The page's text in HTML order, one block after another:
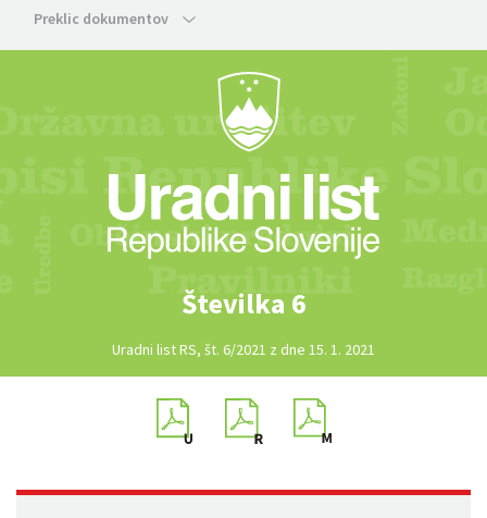
Preklic dokumentov
Številka 6
Uradni list RS, št. 6/2021 z dne 15. 1. 2021